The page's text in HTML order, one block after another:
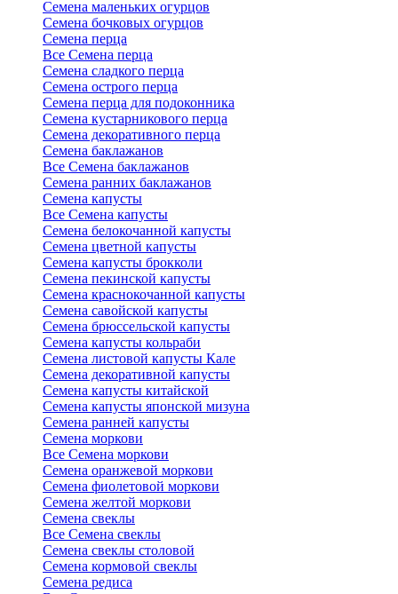
Семена маленьких огурцов
Семена бочковых огурцов
Семена перца
Все Семена перца
Семена сладкого перца
Семена острого перца
Семена перца для подоконника
Семена кустарникового перца
Семена декоративного перца
Семена баклажанов
Все Семена баклажанов
Семена ранних баклажанов
Семена капусты
Все Семена капусты
Семена белокочанной капусты
Семена цветной капусты
Семена капусты брокколи
Семена пекинской капусты
Семена краснокочанной капусты
Семена савойской капусты
Семена брюссельской капусты
Семена капусты кольраби
Семена листовой капусты Кале
Семена декоративной капусты
Семена капусты китайской
Семена капусты японской мизуна
Семена ранней капусты
Семена моркови
Все Семена моркови
Семена оранжевой моркови
Семена фиолетовой моркови
Семена желтой моркови
Семена свеклы
Все Семена свеклы
Семена свеклы столовой
Семена кормовой свеклы
Семена редиса